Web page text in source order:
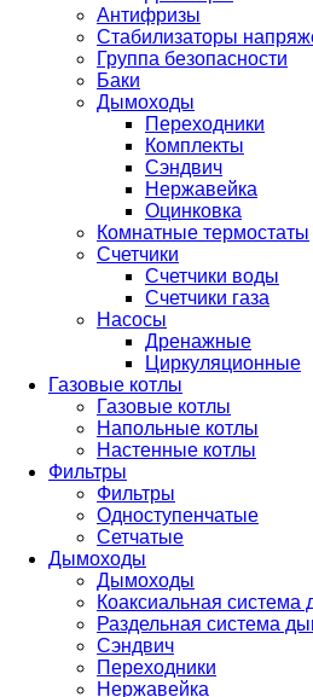
Антифризы
Стабилизаторы
Группа безопасности
Баки
Дымоходы
Переходники
Комплекты
Сэндвич
Нержавейка
Оцинковка
Комнатные термостаты
Счетчики
Счетчики воды
Счетчики газа
Насосы
Дренажные
Циркуляционные
Газовые котлы
Газовые котлы
Напольные котлы
Настенные котлы
Фильтры
Фильтры
Одноступенчатые
Сетчатые
Дымоходы
Дымоходы
Коаксиальная система
Раздельная система
Сэндвич
Переходники
Нержавейка